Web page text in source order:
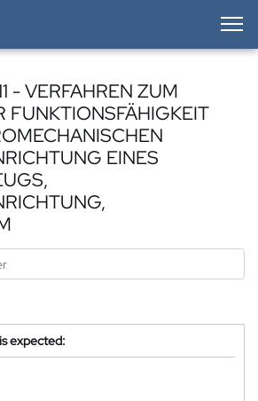
- VERFAHREN ZUM
FUNKTIONSFÄHIGKEIT
EINES
expected: